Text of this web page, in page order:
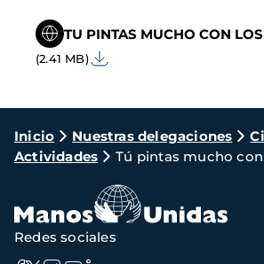
TU PINTAS MUCHO CON
(2.41 MB)
Ruta
de
navegación
Inicio Nuestras delegaciones
Actividades
Tú pintas mucho con
Redes sociales